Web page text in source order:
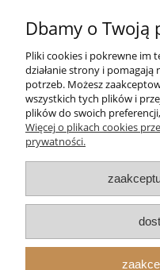
Dbamy o Twoją
Pliki cookies i pokrewne im
działanie strony i
potrzeb. Możesz
wszystkich tych plików i
plików do swoich
Więcej o plikach cookies
prywatności.